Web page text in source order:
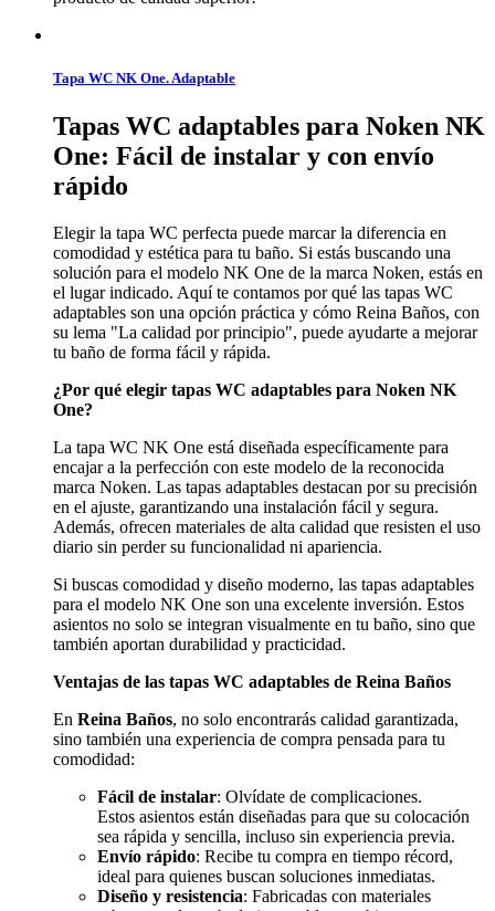
Tapa WC NK One. Adaptable
Tapas WC adaptables para Noken NK
One: Fácil de instalar y con envío
rápido
Elegir la tapa WC perfecta puede marcar la diferencia en
comodidad y estética para tu baño. Si estás buscando una
solución para el modelo NK One de la marca Noken, estás en
el lugar indicado. Aquí te contamos por qué las tapas WC
adaptables son una opción práctica y cómo Reina Baños, con
su lema "La calidad por principio", puede ayudarte a mejorar
tu baño de forma fácil y rápida.
¿Por qué elegir tapas WC adaptables para Noken NK
One?
La tapa WC NK One está diseñada específicamente para
encajar a la perfección con este modelo de la reconocida
marca Noken. Las tapas adaptables destacan por su precisión
en el ajuste, garantizando una instalación fácil y segura.
Además, ofrecen materiales de alta calidad que resisten el uso
diario sin perder su funcionalidad ni apariencia.
Si buscas comodidad y diseño moderno, las tapas adaptables
para el modelo NK One son una excelente inversión. Estos
asientos no solo se integran visualmente en tu baño, sino que
también aportan durabilidad y practicidad.
Ventajas de las tapas WC adaptables de Reina Baños
En Reina Baños, no solo encontrarás calidad garantizada,
sino también una experiencia de compra pensada para tu
comodidad:
Fácil de instalar: Olvídate de complicaciones.
Estos asientos están diseñadas para que su colocación
sea rápida y sencilla, incluso sin experiencia previa.
Envío rápido: Recibe tu compra en tiempo récord,
ideal para quienes buscan soluciones inmediatas.
Diseño y resistencia: Fabricadas con materiales